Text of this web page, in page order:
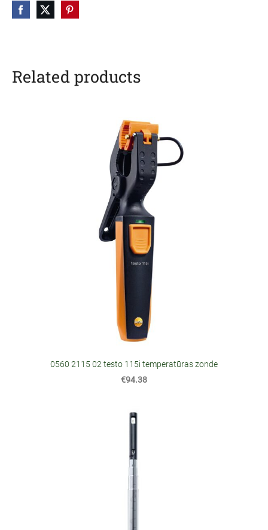
Related products
0560 2115 02 testo 115i temperatūras zonde
€94.38